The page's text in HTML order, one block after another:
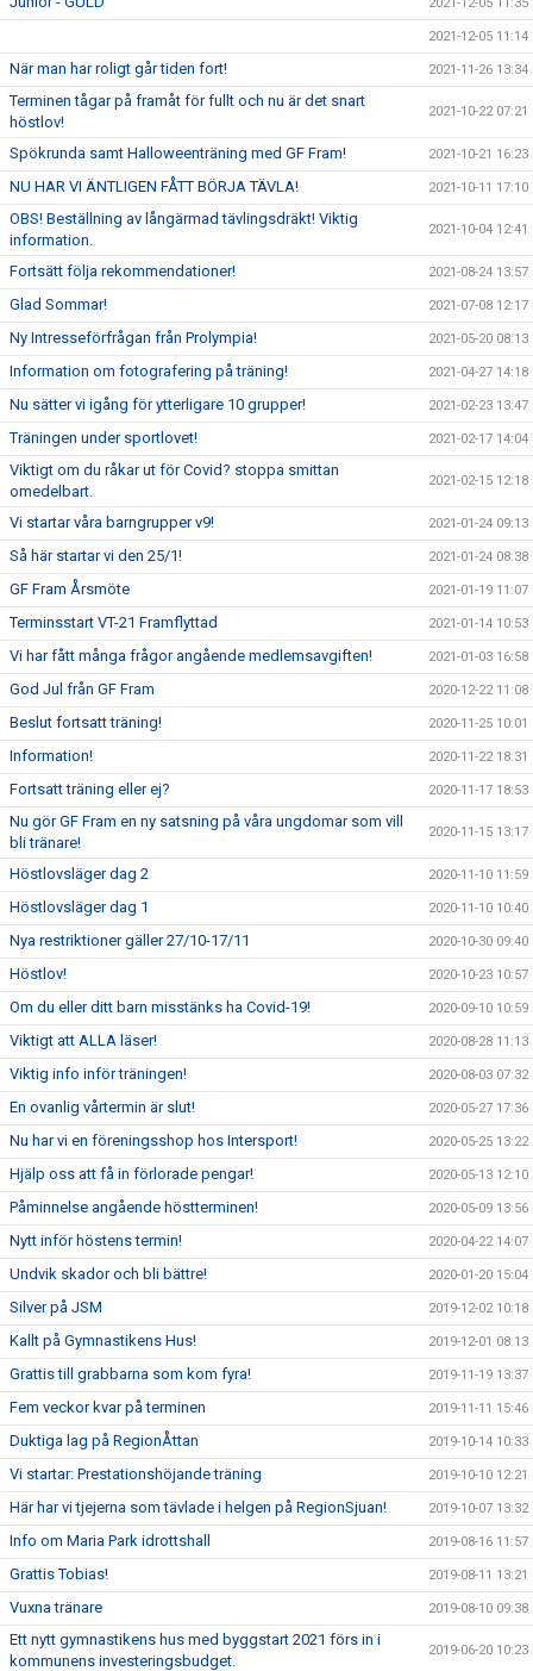
2021-12-05 11:14
När man har roligt går tiden fort! 2021-11-26 13:34
Terminen tågar på framåt för fullt och nu är det snart
höstlov!
2021-10-22 07:21
Spökrunda samt Halloweenträning med GF Fram! 2021-10-21 16:23
NU HAR VI ÄNTLIGEN FÅTT BÖRJA TÄVLA! 2021-10-11 17:10
OBS! Beställning av långärmad tävlingsdräkt! Viktig
information.
2021-10-04 12:41
Fortsätt följa rekommendationer! 2021-08-24 13:57
Glad Sommar! 2021-07-08 12:17
Ny Intresseförfrågan från Prolympia! 2021-05-20 08:13
Information om fotografering på träning! 2021-04-27 14:18
Nu sätter vi igång för ytterligare 10 grupper! 2021-02-23 13:47
Träningen under sportlovet! 2021-02-17 14:04
Viktigt om du råkar ut för Covid? stoppa smittan
omedelbart.
2021-02-15 12:18
Vi startar våra barngrupper v9! 2021-01-24 09:13
Så här startar vi den 25/1! 2021-01-24 08:38
GF Fram Årsmöte 2021-01-19 11:07
Terminsstart VT-21 Framflyttad 2021-01-14 10:53
Vi har fått många frågor angående medlemsavgiften! 2021-01-03 16:58
God Jul från GF Fram 2020-12-22 11:08
Beslut fortsatt träning! 2020-11-25 10:01
Information! 2020-11-22 18:31
Fortsatt träning eller ej? 2020-11-17 18:53
Nu gör GF Fram en ny satsning på våra ungdomar som vill
bli tränare!
2020-11-15 13:17
Höstlovsläger dag 2 2020-11-10 11:59
Höstlovsläger dag 1 2020-11-10 10:40
Nya restriktioner gäller 27/10-17/11 2020-10-30 09:40
Höstlov! 2020-10-23 10:57
Om du eller ditt barn misstänks ha Covid-19! 2020-09-10 10:59
Viktigt att ALLA läser! 2020-08-28 11:13
Viktig info inför träningen! 2020-08-03 07:32
En ovanlig vårtermin är slut! 2020-05-27 17:36
Nu har vi en föreningsshop hos Intersport! 2020-05-25 13:22
Hjälp oss att få in förlorade pengar! 2020-05-13 12:10
Påminnelse angående höstterminen! 2020-05-09 13:56
Nytt inför höstens termin! 2020-04-22 14:07
Undvik skador och bli bättre! 2020-01-20 15:04
Silver på JSM 2019-12-02 10:18
Kallt på Gymnastikens Hus! 2019-12-01 08:13
Grattis till grabbarna som kom fyra! 2019-11-19 13:37
Fem veckor kvar på terminen 2019-11-11 15:46
Duktiga lag på RegionÅttan 2019-10-14 10:33
Vi startar: Prestationshöjande träning 2019-10-10 12:21
Här har vi tjejerna som tävlade i helgen på RegionSjuan! 2019-10-07 13:32
Info om Maria Park idrottshall 2019-08-16 11:57
Grattis Tobias! 2019-08-11 13:21
Vuxna tränare 2019-08-10 09:38
Ett nytt gymnastikens hus med byggstart 2021 förs in i
kommunens investeringsbudget.
2019-06-20 10:23